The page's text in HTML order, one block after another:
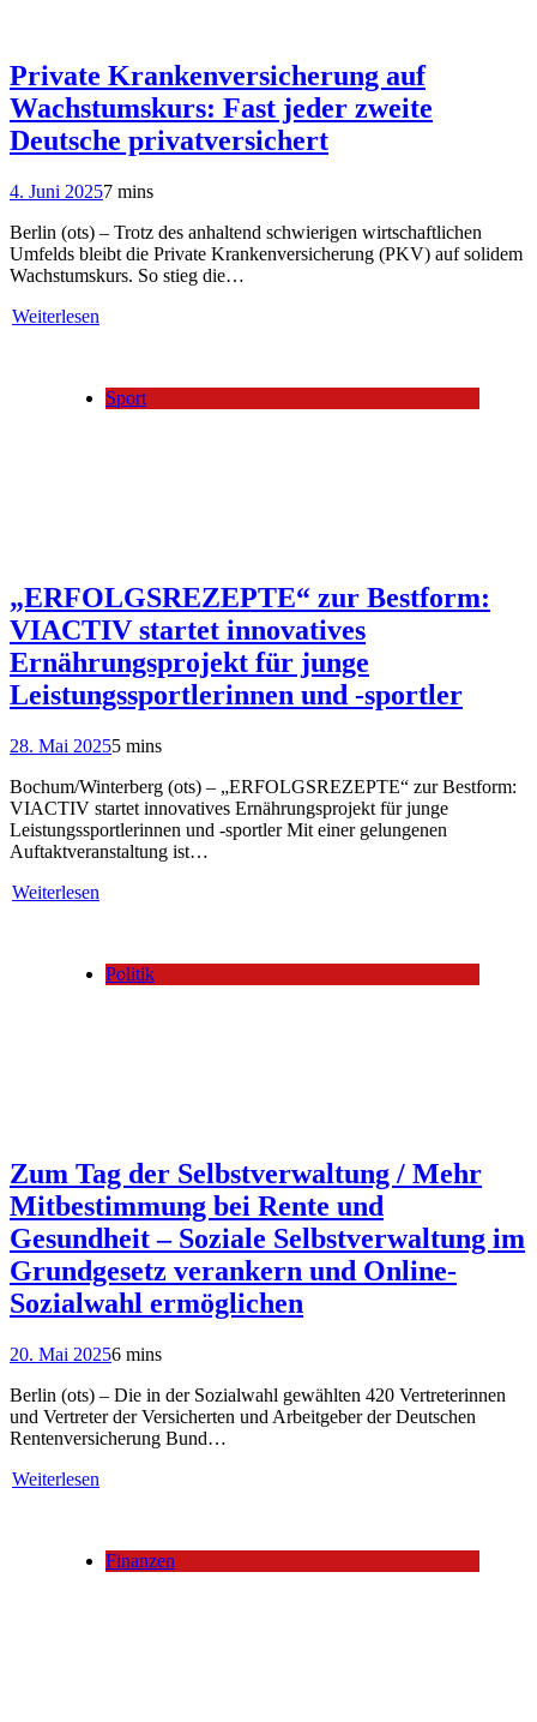
Private Krankenversicherung auf
Wachstumskurs: Fast jeder zweite
Deutsche privatversichert
4. Juni 20257 mins
Berlin (ots) – Trotz des anhaltend schwierigen wirtschaftlichen
Umfelds bleibt die Private Krankenversicherung (PKV) auf solidem
Wachstumskurs. So stieg die…
Weiterlesen
Sport
„ERFOLGSREZEPTE“ zur Bestform:
VIACTIV startet innovatives
Ernährungsprojekt für junge
Leistungssportlerinnen und -sportler
28. Mai 20255 mins
Bochum/Winterberg (ots) – „ERFOLGSREZEPTE“ zur Bestform:
VIACTIV startet innovatives Ernährungsprojekt für junge
Leistungssportlerinnen und -sportler Mit einer gelungenen
Auftaktveranstaltung ist…
Weiterlesen
Politik
Zum Tag der Selbstverwaltung / Mehr
Mitbestimmung bei Rente und
Gesundheit – Soziale Selbstverwaltung im
Grundgesetz verankern und Online-
Sozialwahl ermöglichen
20. Mai 20256 mins
Berlin (ots) – Die in der Sozialwahl gewählten 420 Vertreterinnen
und Vertreter der Versicherten und Arbeitgeber der Deutschen
Rentenversicherung Bund…
Weiterlesen
Finanzen